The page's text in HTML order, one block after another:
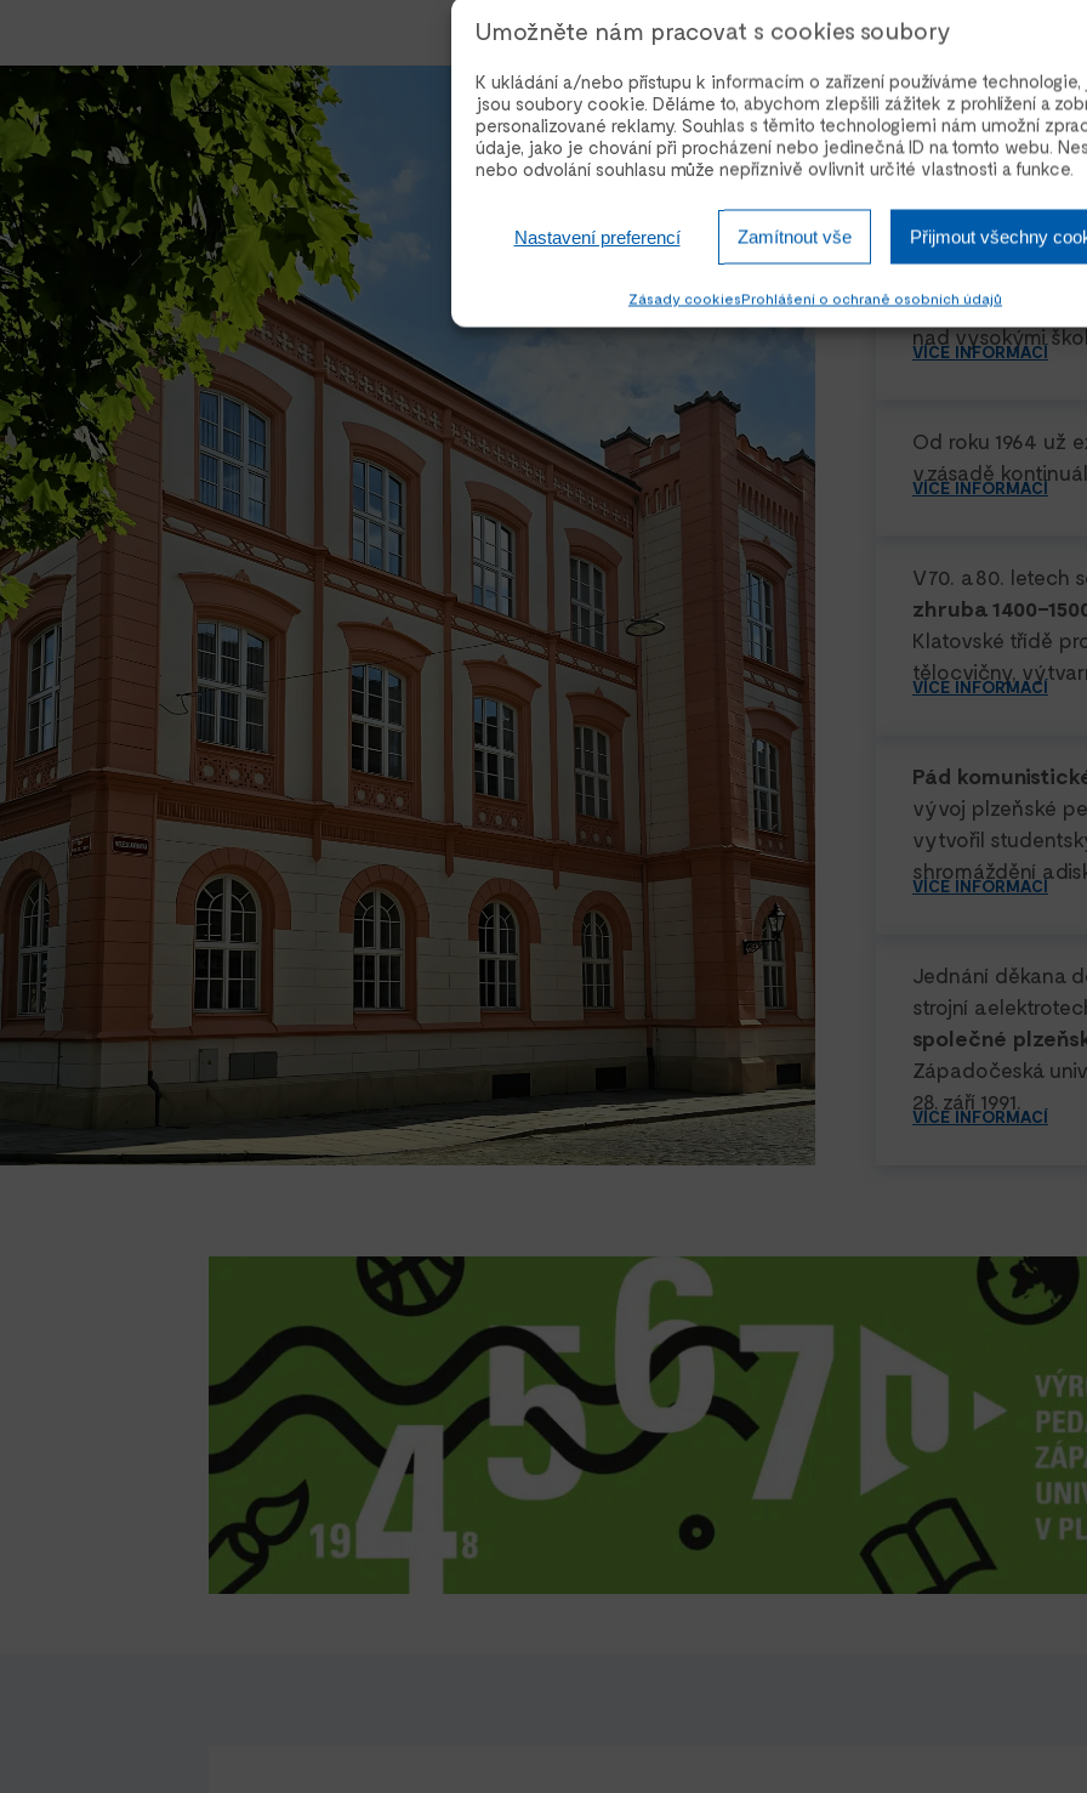
Umožněte nám pracovat s cookies soubory
K ukládání a/nebo přístupu k informacím o zařízení používáme technologie,
jsou soubory cookie. Děláme to, abychom zlepšili zážitek z prohlížení a
personalizované reklamy. Souhlas s těmito technologiemi nám umožní
údaje, jako je chování při procházení nebo jedinečná ID na tomto webu.
nebo odvolání souhlasu může nepříznivě ovlivnit určité vlastnosti a funkce.
Přijmout všechny
Zamítnout vše
Nastavení preferencí
Zásady cookiesProhlášení o ochraně osobních údajů
Pedagogická
pobočka již
Karlovy v Praze.
Slibný rozvoj
komunistické
nad vysokými
VÍCE INFORMACÍ
Od roku 1964 už
v zásadě
VÍCE INFORMACÍ
V 70. a 80. letech
zhruba
Klatovské třídě
tělocvičny,
VÍCE INFORMACÍ
Pád
vývoj plzeňské
vytvořil
shromáždění a
VÍCE INFORMACÍ
Jednání děkana
strojní a
společné
Západočeská
28. září 1991.
VÍCE INFORMACÍ